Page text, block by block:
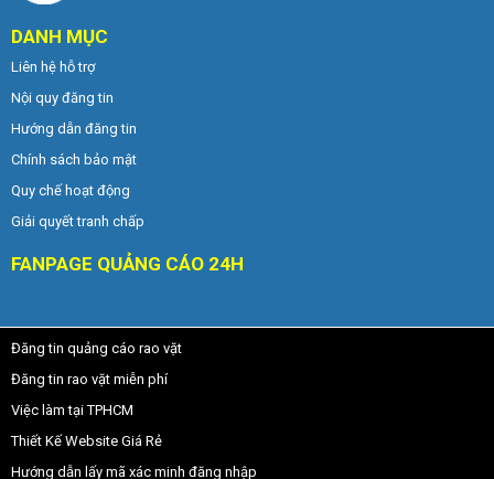
DANH MỤC
Liên hệ hỗ trợ
Nội quy đăng tin
Hướng dẫn đăng tin
Chính sách bảo mật
Quy chế hoạt động
Giải quyết tranh chấp
FANPAGE QUẢNG CÁO 24H
Đăng tin quảng cáo rao vặt
Đăng tin rao vặt miễn phí
Việc làm tại TPHCM
Thiết Kế Website Giá Rẻ
Hướng dẫn lấy mã xác minh đăng nhập